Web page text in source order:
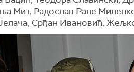
Мит, Радослав Рале
Срђан Ивановић,